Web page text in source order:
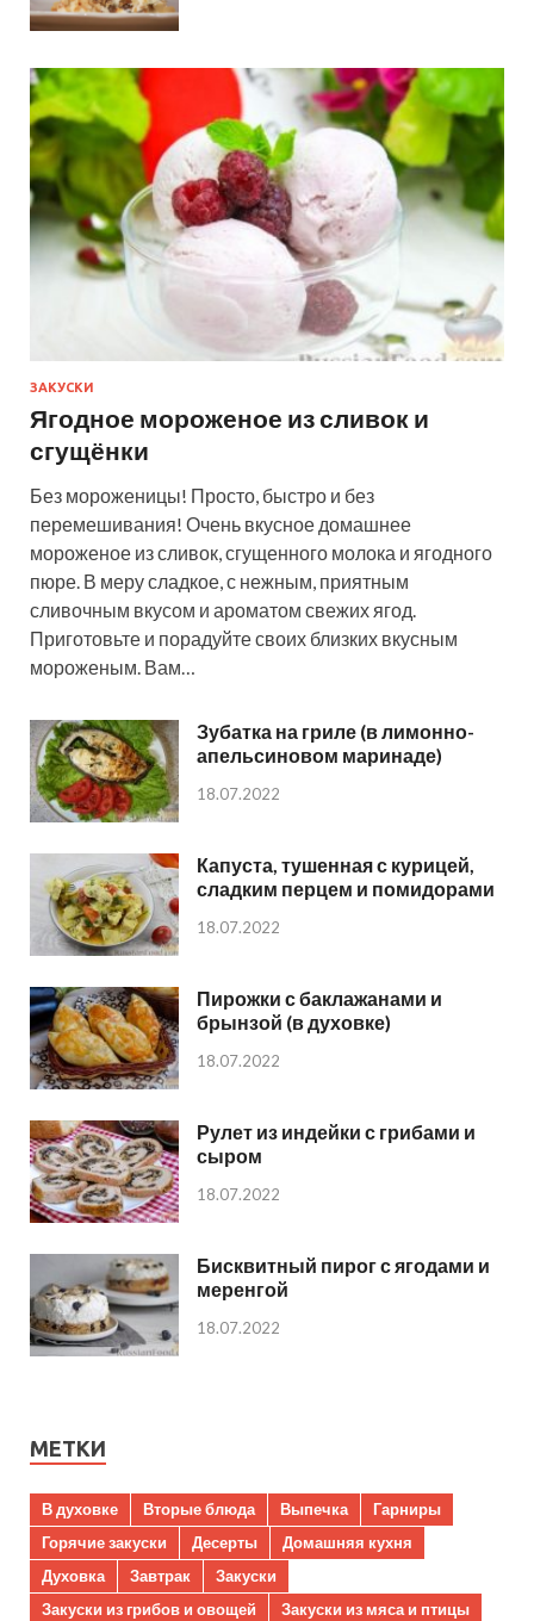
ЗАКУСКИ
Ягодное мороженое из сливок и
сгущёнки
Без мороженицы! Просто, быстро и без
перемешивания! Очень вкусное домашнее
мороженое из сливок, сгущенного молока и ягодного
пюре. В меру сладкое, с нежным, приятным
сливочным вкусом и ароматом свежих ягод.
Приготовьте и порадуйте своих близких вкусным
мороженым. Вам…
Зубатка на гриле (в лимонно-
апельсиновом маринаде)
18.07.2022
Капуста, тушенная с курицей,
сладким перцем и помидорами
18.07.2022
Пирожки с баклажанами и
брынзой (в духовке)
18.07.2022
Рулет из индейки с грибами и
сыром
18.07.2022
Бисквитный пирог с ягодами и
меренгой
18.07.2022
МЕТКИ
В духовке Вторые блюда Выпечка
Гарниры
Горячие закуски
Десерты
Домашняя кухня
Духовка
Завтрак
Закуски
Закуски из грибов и овощей
Закуски из мяса и птицы